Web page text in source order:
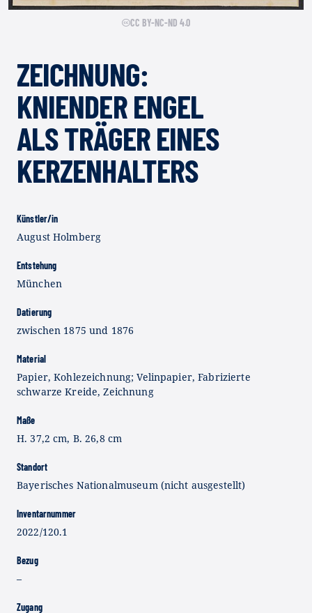
CC BY-NC-ND 4.0
ZEICHNUNG:
KNIENDER ENGEL
ALS TRÄGER EINES
KERZENHALTERS
Künstler/in
August Holmberg
Entstehung
München
Datierung
zwischen 1875 und 1876
Material
Papier, Kohlezeichnung; Velinpapier, Fabrizierte
schwarze Kreide, Zeichnung
Maße
H. 37,2 cm, B. 26,8 cm
Standort
Bayerisches Nationalmuseum (nicht ausgestellt)
Inventarnummer
2022/120.1
Bezug
–
Zugang